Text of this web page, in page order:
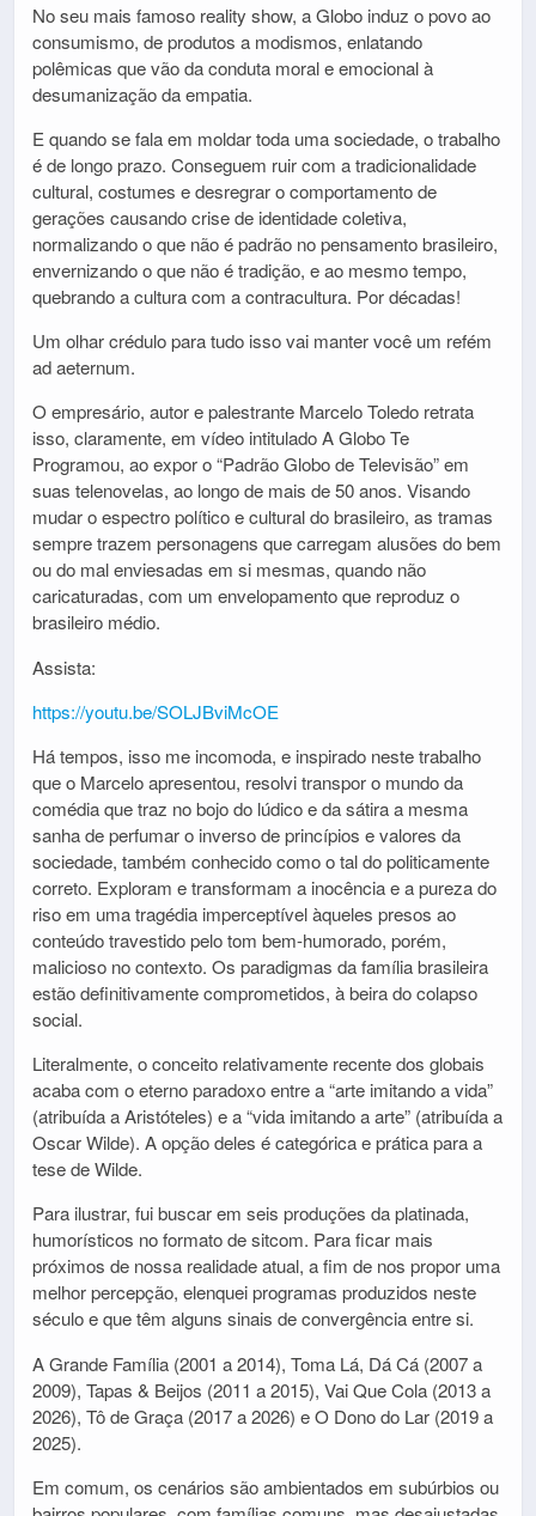
No seu mais famoso reality show, a Globo induz o povo ao
consumismo, de produtos a modismos, enlatando
polêmicas que vão da conduta moral e emocional à
desumanização da empatia.
E quando se fala em moldar toda uma sociedade, o trabalho
é de longo prazo. Conseguem ruir com a tradicionalidade
cultural, costumes e desregrar o comportamento de
gerações causando crise de identidade coletiva,
normalizando o que não é padrão no pensamento brasileiro,
envernizando o que não é tradição, e ao mesmo tempo,
quebrando a cultura com a contracultura. Por décadas!
Um olhar crédulo para tudo isso vai manter você um refém
ad aeternum.
O empresário, autor e palestrante Marcelo Toledo retrata
isso, claramente, em vídeo intitulado A Globo Te
Programou, ao expor o “Padrão Globo de Televisão” em
suas telenovelas, ao longo de mais de 50 anos. Visando
mudar o espectro político e cultural do brasileiro, as tramas
sempre trazem personagens que carregam alusões do bem
ou do mal enviesadas em si mesmas, quando não
caricaturadas, com um envelopamento que reproduz o
brasileiro médio.
Assista:
https://youtu.be/SOLJBviMcOE
Há tempos, isso me incomoda, e inspirado neste trabalho
que o Marcelo apresentou, resolvi transpor o mundo da
comédia que traz no bojo do lúdico e da sátira a mesma
sanha de perfumar o inverso de princípios e valores da
sociedade, também conhecido como o tal do politicamente
correto. Exploram e transformam a inocência e a pureza do
riso em uma tragédia imperceptível àqueles presos ao
conteúdo travestido pelo tom bem-humorado, porém,
malicioso no contexto. Os paradigmas da família brasileira
estão definitivamente comprometidos, à beira do colapso
social.
Literalmente, o conceito relativamente recente dos globais
acaba com o eterno paradoxo entre a “arte imitando a vida”
(atribuída a Aristóteles) e a “vida imitando a arte” (atribuída a
Oscar Wilde). A opção deles é categórica e prática para a
tese de Wilde.
Para ilustrar, fui buscar em seis produções da platinada,
humorísticos no formato de sitcom. Para ficar mais
próximos de nossa realidade atual, a fim de nos propor uma
melhor percepção, elenquei programas produzidos neste
século e que têm alguns sinais de convergência entre si.
A Grande Família (2001 a 2014), Toma Lá, Dá Cá (2007 a
2009), Tapas & Beijos (2011 a 2015), Vai Que Cola (2013 a
2026), Tô de Graça (2017 a 2026) e O Dono do Lar (2019 a
2025).
Em comum, os cenários são ambientados em subúrbios ou